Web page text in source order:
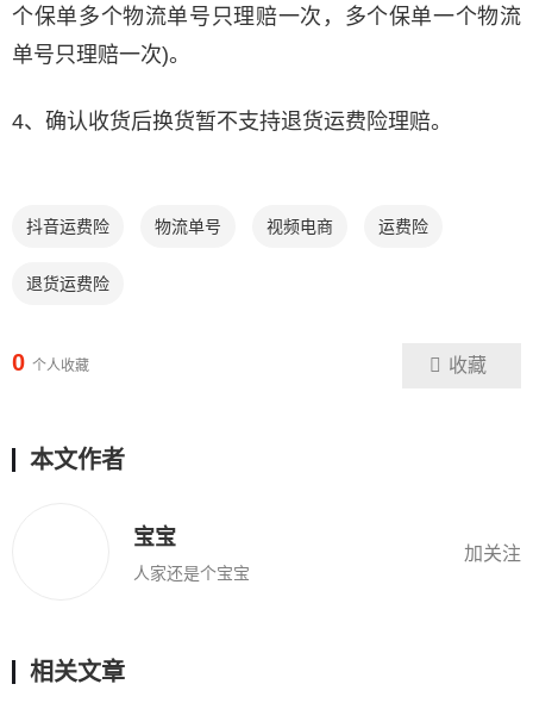
个保单多个物流单号只理赔一次，多个保单一个物流
单号只理赔一次)。
4、确认收货后换货暂不支持退货运费险理赔。
抖音运费险 物流单号 视频电商 运费险
退货运费险
0 个人收藏 收藏
本文作者
宝宝
人家还是个宝宝
加关注
相关文章